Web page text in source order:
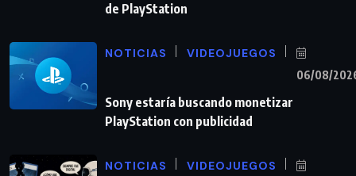
de PlayStation
NOTICIAS VIDEOJUEGOS
06/08/
Sony estaría buscando monetizar
PlayStation con publicidad
NOTICIAS VIDEOJUEGOS